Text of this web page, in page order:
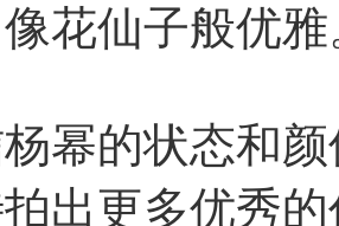
花仙子般优雅
幂的状态和
出更多优秀